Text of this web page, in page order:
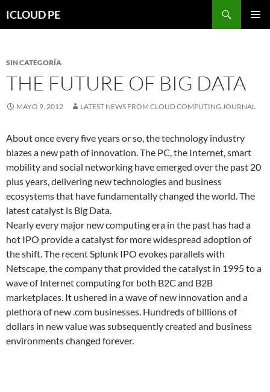
hacia
ICLOUD PE
SIN CATEGORÍA
THE FUTURE OF BIG DATA
MAYO 9, 2012 LATEST NEWS FROM CLOUD COMPUTING JOURNAL
About once every five years or so, the technology industry
blazes a new path of innovation. The PC, the Internet, smart
mobility and social networking have emerged over the past 20
plus years, delivering new technologies and business
ecosystems that have fundamentally changed the world. The
latest catalyst is Big Data.
Nearly every major new computing era in the past has had a
hot IPO provide a catalyst for more widespread adoption of
the shift. The recent Splunk IPO evokes parallels with
Netscape, the company that provided the catalyst in 1995 to a
wave of Internet computing for both B2C and B2B
marketplaces. It ushered in a wave of new innovation and a
plethora of new .com businesses. Hundreds of billions of
dollars in new value was subsequently created and business
environments changed forever.